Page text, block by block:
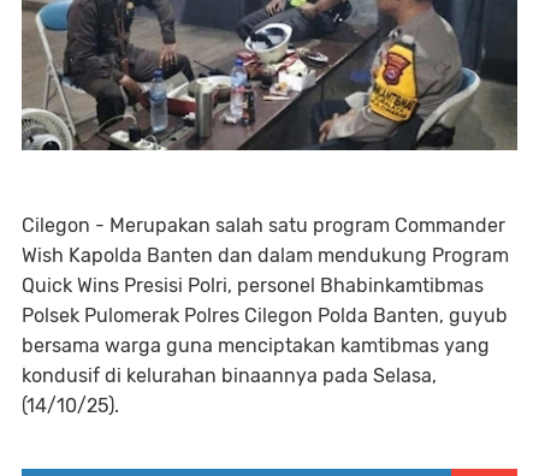
Cilegon - Merupakan salah satu program Commander
Wish Kapolda Banten dan dalam mendukung Program
Quick Wins Presisi Polri, personel Bhabinkamtibmas
Polsek Pulomerak Polres Cilegon Polda Banten, guyub
bersama warga guna menciptakan kamtibmas yang
kondusif di kelurahan binaannya pada Selasa,
(14/10/25).